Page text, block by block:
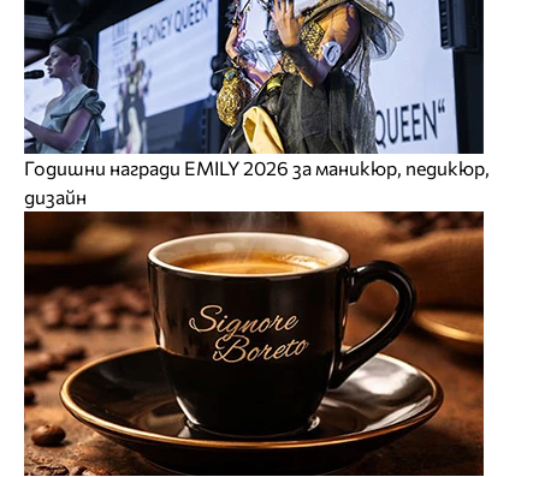
Годишни награди EMILY 2026 за маникюр, педикюр,
дизайн